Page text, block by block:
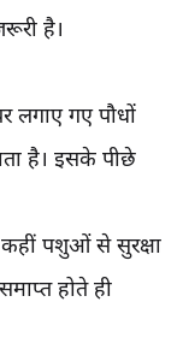
है।
लगाए गए पौधों
है। इसके पीछे
कहीं पशुओं से सुरक्षा
होते ही